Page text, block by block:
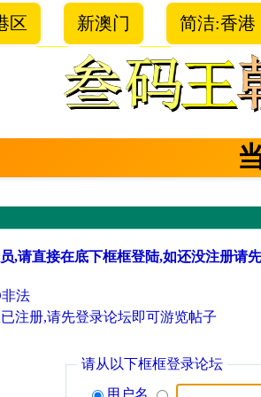
区 新澳门 简洁:香港
,请直接在底下框框登陆,如还没注册请
法
注册,请先登录论坛即可游览帖子
请从以下框框登录论坛
用户名